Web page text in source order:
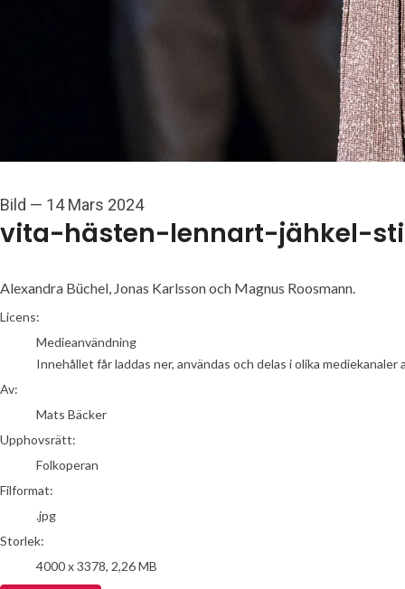
Bild — 14 Mars 2024
vita-hästen-lennart-jähkel-
Alexandra Büchel, Jonas Karlsson och Magnus Roosmann.
Mats Bäcker
Licens:
Medieanvändning
Innehållet får laddas ner, användas och delas i olika
Av:
Mats Bäcker
Upphovsrätt:
Folkoperan
Filformat:
.jpg
Storlek:
4000 x 3378, 2,26 MB